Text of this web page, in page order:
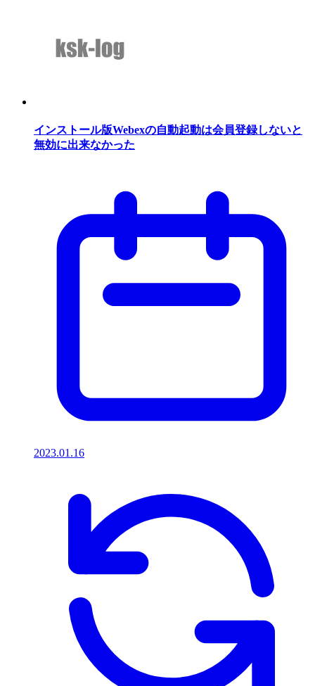
インストール版Webexの自動起動は会員登録しないと
無効に出来なかった
2023.01.16